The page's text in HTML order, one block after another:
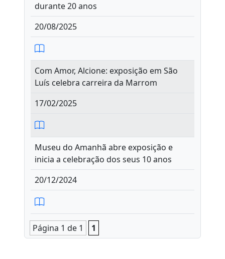
durante 20 anos
20/08/2025
Com Amor, Alcione: exposição em São
Luís celebra carreira da Marrom
17/02/2025
Museu do Amanhã abre exposição e
inicia a celebração dos seus 10 anos
20/12/2024
Página 1 de 1 1